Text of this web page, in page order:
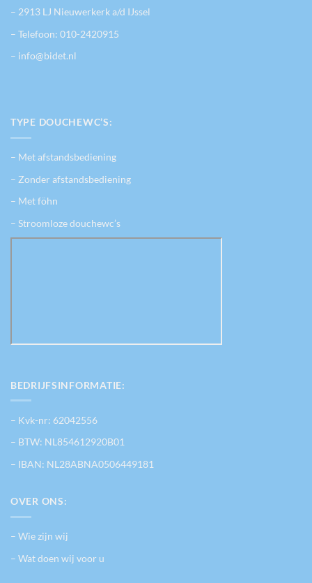
– 2913 LJ Nieuwerkerk a/d IJssel
– Telefoon: 010-2420915
– info@bidet.nl
TYPE DOUCHEWC’S:
– Met afstandsbediening
– Zonder afstandsbediening
– Met föhn
– Stroomloze douchewc’s
BEDRIJFSINFORMATIE:
– Kvk-nr: 62042556
– BTW: NL854612920B01
– IBAN: NL28ABNA0506449181
OVER ONS:
– Wie zijn wij
– Wat doen wij voor u